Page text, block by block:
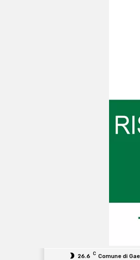
26.6 C Comune di